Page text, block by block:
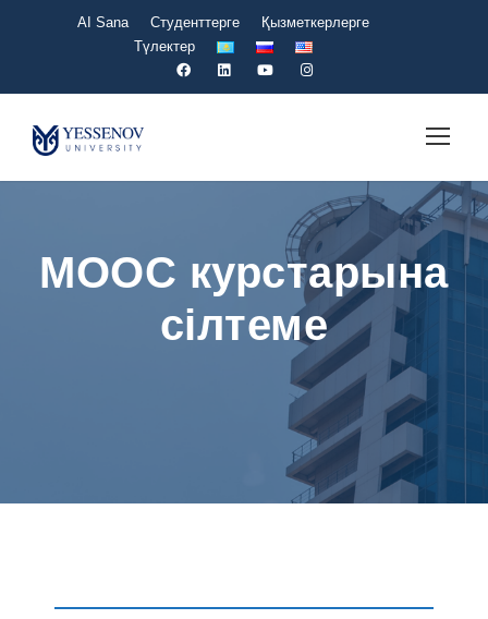
AI Sana Студенттерге
Қызметкерлерге
Түлектер
MOOC курстарына
сілтеме